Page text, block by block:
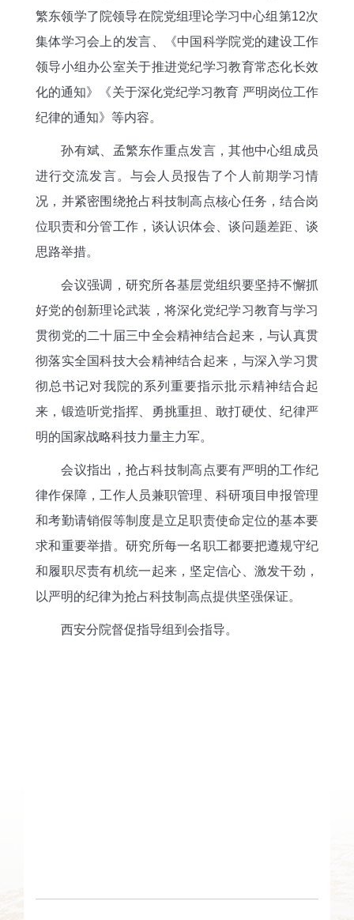
繁东领学了院领导在院党组理论学习中心组第12次
集体学习会上的发言、《中国科学院党的建设工作
领导小组办公室关于推进党纪学习教育常态化长效
化的通知》《关于深化党纪学习教育 严明岗位工作
纪律的通知》等内容。
孙有斌、孟繁东作重点发言，其他中心组成员
进行交流发言。与会人员报告了个人前期学习情
况，并紧密围绕抢占科技制高点核心任务，结合岗
位职责和分管工作，谈认识体会、谈问题差距、谈
思路举措。
会议强调，研究所各基层党组织要坚持不懈抓
好党的创新理论武装，将深化党纪学习教育与学习
贯彻党的二十届三中全会精神结合起来，与认真贯
彻落实全国科技大会精神结合起来，与深入学习贯
彻总书记对我院的系列重要指示批示精神结合起
来，锻造听党指挥、勇挑重担、敢打硬仗、纪律严
明的国家战略科技力量主力军。
会议指出，抢占科技制高点要有严明的工作纪
律作保障，工作人员兼职管理、科研项目申报管理
和考勤请销假等制度是立足职责使命定位的基本要
求和重要举措。研究所每一名职工都要把遵规守纪
和履职尽责有机统一起来，坚定信心、激发干劲，
以严明的纪律为抢占科技制高点提供坚强保证。
西安分院督促指导组到会指导。